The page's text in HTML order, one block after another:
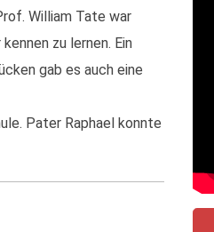
William Tate war
zu lernen. Ein
gab es auch eine
Pater Raphael konnte